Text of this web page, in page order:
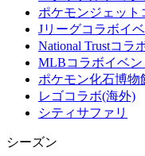
ポケモンジェット
Jリーグコラボイ
National Trustコラ
MLBコラボイベ
ポケモン化石博物
レゴコラボ(海外)
シティサファリ
シーズン